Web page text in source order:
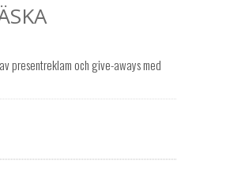
presentreklam och give-aways med